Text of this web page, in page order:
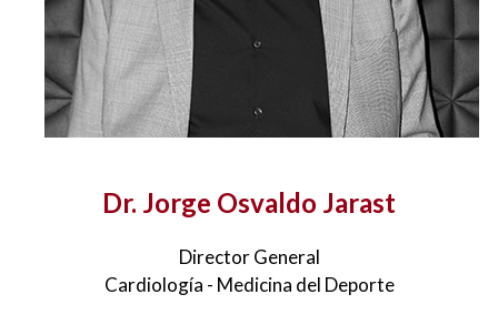
Dr. Jorge Osvaldo Jarast
Director General
Cardiología - Medicina del Deporte